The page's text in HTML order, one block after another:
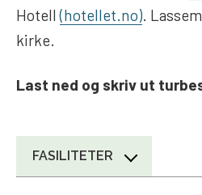
Hotell(hotellet.no).
kirke.
Last ned og skriv ut
FASILITETER